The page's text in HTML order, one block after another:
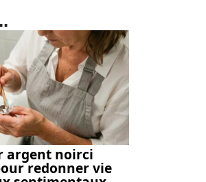
argent noirci
redonner vie